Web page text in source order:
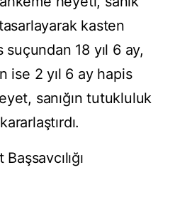
kasten
18 yıl 6 ay,
ise 2 yıl 6 ay hapis
sanığın tutukluluk